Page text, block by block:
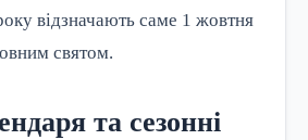
відзначають саме 1 жовтня
святом.
та сезонні